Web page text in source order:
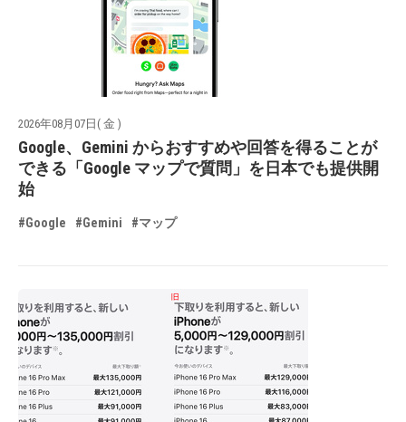
2026年08月07日( 金 )
Google、Gemini からおすすめや回答を得ることが
できる「Google マップで質問」を日本でも提供開
始
#Google #Gemini #マップ